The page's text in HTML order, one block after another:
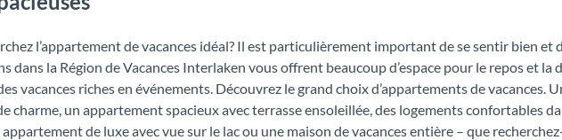
l’appartement de vacances idéal? Il est particulièrement important de se sentir bien et
dans la Région de Vacances Interlaken vous offrent beaucoup d’espace pour le repos et
vacances riches en événements. Découvrez le grand choix d’appartements de vacances.
charme, un appartement spacieux avec terrasse ensoleillée, des logements confortables
de luxe avec vue sur le lac ou une maison de vacances entière – que